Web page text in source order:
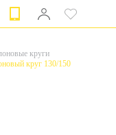
круги
круг 130/150